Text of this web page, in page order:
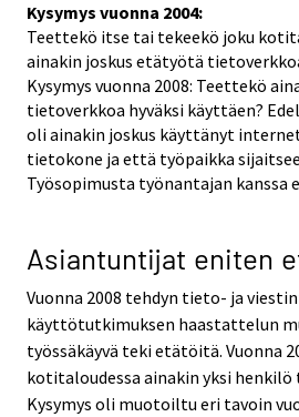
Kysymys vuonna 2004:
Teettekö itse tai tekeekö joku
ainakin joskus etätyötä
Kysymys vuonna 2008: Teettekö
tietoverkkoa hyväksi käyttäen?
oli ainakin joskus käyttänyt
tietokone ja että työpaikka
Työsopimusta työnantajan kanssa
Asiantuntijat eniten
Vuonna 2008 tehdyn tieto- ja
käyttötutkimuksen haastattelun
työssäkäyvä teki etätöitä. Vuonna
kotitaloudessa ainakin yksi
Kysymys oli muotoiltu eri tavoin